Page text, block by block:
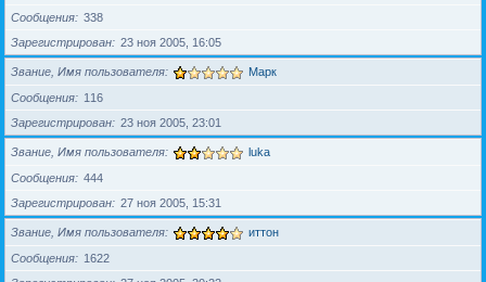
Сообщения
338
Зарегистрирован
23 ноя 2005, 16:05
Звание, Имя пользователя Марк
Сообщения
116
Зарегистрирован
23 ноя 2005, 23:01
Звание, Имя пользователя luka
Сообщения
444
Зарегистрирован
27 ноя 2005, 15:31
Звание, Имя пользователя иттон
Сообщения
1622